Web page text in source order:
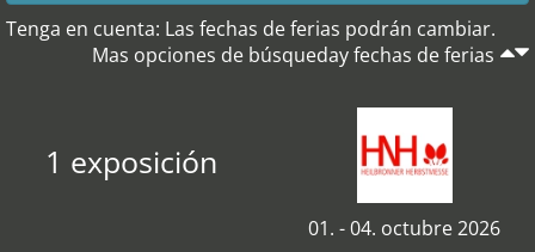
Tenga en cuenta: Las fechas de ferias podrán cambiar.
Mas opciones de búsqueday fechas de ferias
1 exposición
01. - 04. octubre 2026